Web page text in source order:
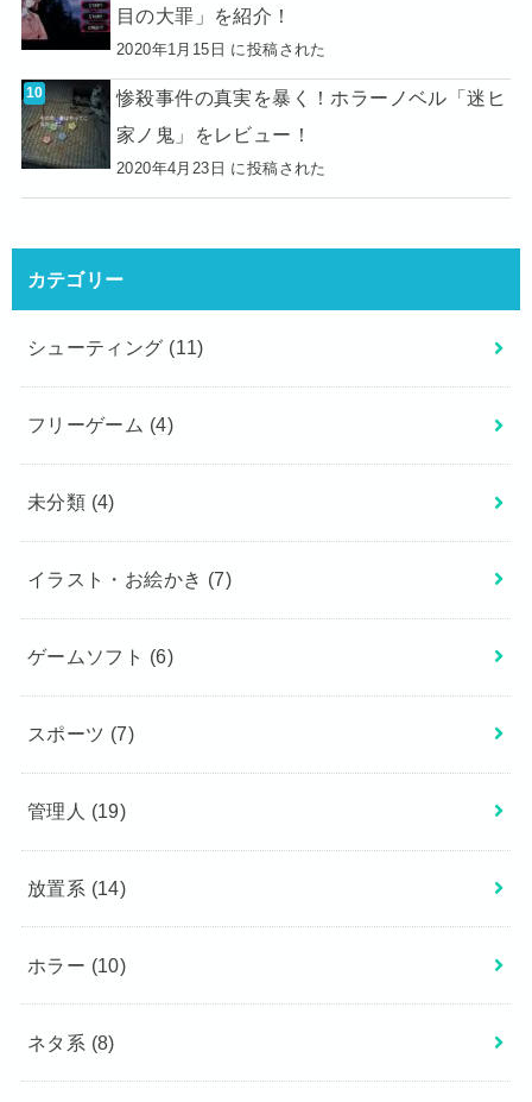
目の大罪」を紹介！
2020年1月15日 に投稿された
惨殺事件の真実を暴く！ホラーノベル「迷ヒ
家ノ鬼」をレビュー！
2020年4月23日 に投稿された
カテゴリー
シューティング (11)
フリーゲーム (4)
未分類 (4)
イラスト・お絵かき (7)
ゲームソフト (6)
スポーツ (7)
管理人 (19)
放置系 (14)
ホラー (10)
ネタ系 (8)